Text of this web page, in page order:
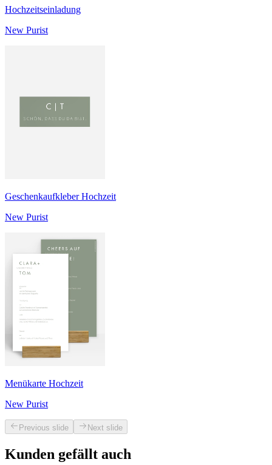
Hochzeitseinladung
New Purist
Geschenkaufkleber Hochzeit
New Purist
Menükarte Hochzeit
New Purist
Previous slide Next slide
Kunden gefällt auch